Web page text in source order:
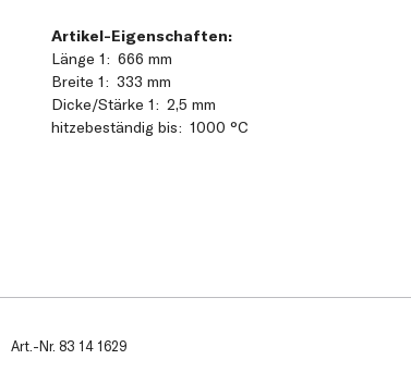
Artikel-Eigenschaften:
Länge 1 666 mm
Breite 1 333 mm
Dicke/Stärke 1 2,5 mm
hitzebeständig bis 1000 °C
Art.-Nr. 83 14 1629